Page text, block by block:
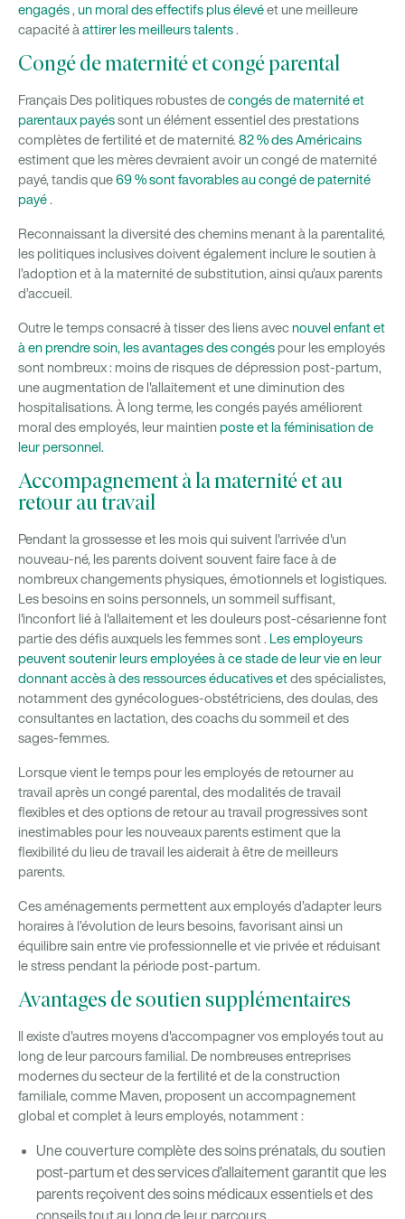
engagés, un moral des effectifs plus élevéet une meilleure
capacité à attirer les meilleurs talents.
Congé de maternité et congé parental
Français Des politiques robustes decongés de maternité et
parentaux payéssont un élément essentiel des prestations
complètes de fertilité et de maternité. 82 % des Américains
estiment que les mères devraient avoir un congé de maternité
payé, tandis que69 % sont favorables au congé de paternité
payé.
Reconnaissant la diversité des chemins menant à la parentalité,
les politiques inclusives doivent également inclure le soutien à
l’adoption et à la maternité de substitution, ainsi qu’aux parents
d’accueil.
Outre le temps consacré à tisser des liens avecnouvel enfant et
à en prendre soin, les avantages des congés pour les employés
sont nombreux : moins de risques de dépression post-partum,
une augmentation de l'allaitement et une diminution des
hospitalisations. À long terme, les congés payés améliorent
moral des employés, leur maintienposte et la féminisation de
leur personnel.
Accompagnement à la maternité et au
retour au travail
Pendant la grossesse et les mois qui suivent l'arrivée d'un
nouveau-né, les parents doivent souvent faire face à de
nombreux changements physiques, émotionnels et logistiques.
Les besoins en soins personnels, un sommeil suffisant,
l'inconfort lié à l'allaitement et les douleurs post-césarienne font
partie des défis auxquels les femmes sont. Les employeurs
peuvent soutenir leurs employées à ce stade de leur vie en leur
donnant accès à des ressources éducatives etdes spécialistes,
notamment des gynécologues-obstétriciens, des doulas, des
consultantes en lactation, des coachs du sommeil et des
sages-femmes.
Lorsque vient le temps pour les employés de retourner au
travail après un congé parental, des modalités de travail
flexibles et des options de retour au travail progressives sont
inestimables pour les nouveaux parentsestiment que la
flexibilité du lieu de travail les aiderait à être de meilleurs
parents.
Ces aménagements permettent aux employés d’adapter leurs
horaires à l’évolution de leurs besoins, favorisant ainsi un
équilibre sain entre vie professionnelle et vie privée et réduisant
le stress pendant la période post-partum.
Avantages de soutien supplémentaires
Il existe d'autres moyens d'accompagner vos employés tout au
long de leur parcours familial. De nombreuses entreprises
modernes du secteur de la fertilité et de la construction
familiale, comme Maven, proposent un accompagnement
global et complet à leurs employés, notamment :
Une couverture complète des soins prénatals, du soutien
post-partum et des services d’allaitement garantit que les
parents reçoivent des soins médicaux essentiels et des
conseils tout au long de leur parcours.